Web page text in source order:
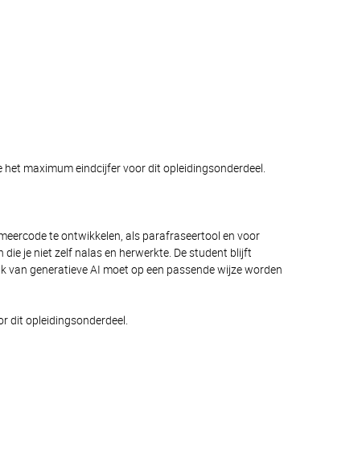
maximum eindcijfer voor dit opleidingsonderdeel.
te ontwikkelen, als parafraseertool en voor
je niet zelf nalas en herwerkte. De student blijft
generatieve AI moet op een passende wijze worden
dit opleidingsonderdeel.